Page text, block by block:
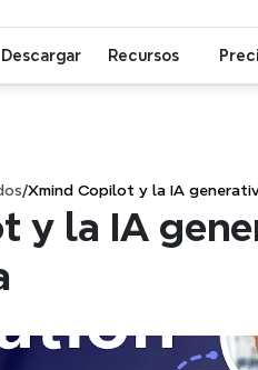
/Xmind Copilot y la IA
y la IA
Descargar Recursos